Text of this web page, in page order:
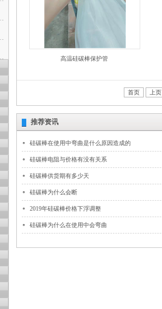
高温硅碳棒保护管
首页 上页
推荐资讯
硅碳棒在使用中弯曲是什么原因造成的
硅碳棒电阻与价格有没有关系
硅碳棒供货期有多少天
硅碳棒为什么会断
2019年硅碳棒价格下浮调整
硅碳棒为什么在使用中会弯曲